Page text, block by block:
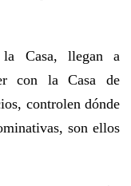
la Casa, llegan a
con la Casa de
controlen dónde
son ellos